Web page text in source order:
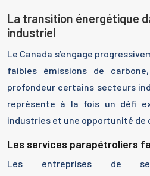
La transition énergétique
industriel
Le Canada s’engage
faibles émissions de
profondeur certains secteurs
représente à la fois un défi
industries et une opportunité de
Les services parapétroliers
Les entreprises de